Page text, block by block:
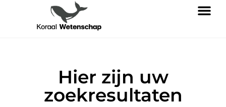
Hier zijn uw
zoekresultaten